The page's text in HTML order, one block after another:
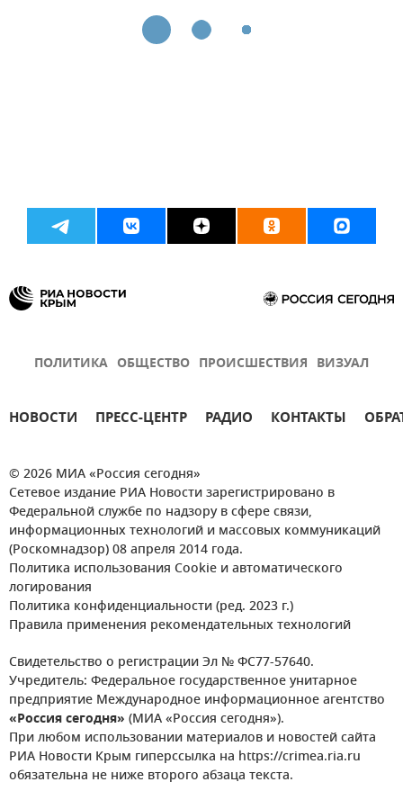
ПОЛИТИКА ОБЩЕСТВО ПРОИСШЕСТВИЯ ВИЗУАЛ
НОВОСТИ ПРЕСС-ЦЕНТР РАДИО КОНТАКТЫ
© 2026 МИА «Россия сегодня»
Сетевое издание РИА Новости зарегистрировано в
Федеральной службе по надзору в сфере связи,
информационных технологий и массовых коммуникаций
(Роскомнадзор) 08 апреля 2014 года.
Политика использования Cookie и автоматического
логирования
Политика конфиденциальности (ред. 2023 г.)
Правила применения рекомендательных технологий
Свидетельство о регистрации Эл № ФС77-57640.
Учредитель: Федеральное государственное унитарное
предприятие Международное информационное агентство
«Россия сегодня» (МИА «Россия сегодня»).
При любом использовании материалов и новостей сайта
РИА Новости Крым гиперссылка на https://crimea.ria.ru
обязательна не ниже второго абзаца текста.